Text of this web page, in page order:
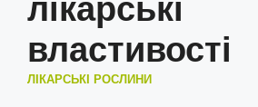
лікарські
властивості
ЛІКАРСЬКІ РОСЛИНИ